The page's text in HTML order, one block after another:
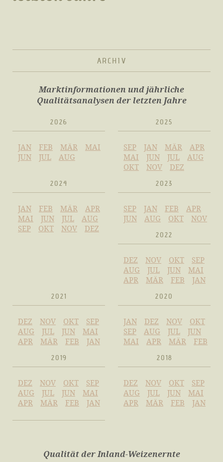
ARCHIV
Marktinformationen und jährliche
Qualitätsanalysen der letzten Jahre
2026
JAN FEB MÄR
MAI
JUN
JUL AUG
2025
SEP JAN MÄR
APR
MAI
JUN JUL
AUG
OKT
NOV DEZ
2024
JAN FEB MÄR
APR
MAI
JUN JUL
AUG
SEP
OKT NOV DEZ
2023
SEP JAN FEB
APR
JUN
AUG OKT NOV
2022
DEZ NOV OKT
SEP
AUG
JUL JUN
MAI
APR
MÄR FEB JAN
2021
DEZ NOV OKT
SEP
AUG
JUL JUN
MAI
APR
MÄR FEB JAN
2020
JAN DEZ NOV
OKT
SEP
AUG JUL
JUN
MAI
APR MÄR FEB
2019
DEZ NOV OKT
SEP
AUG
JUL JUN
MAI
APR
MÄR FEB JAN
2018
DEZ NOV OKT
SEP
AUG
JUL JUN
MAI
APR
MÄR FEB JAN
Qualität der Inland-Weizenernte